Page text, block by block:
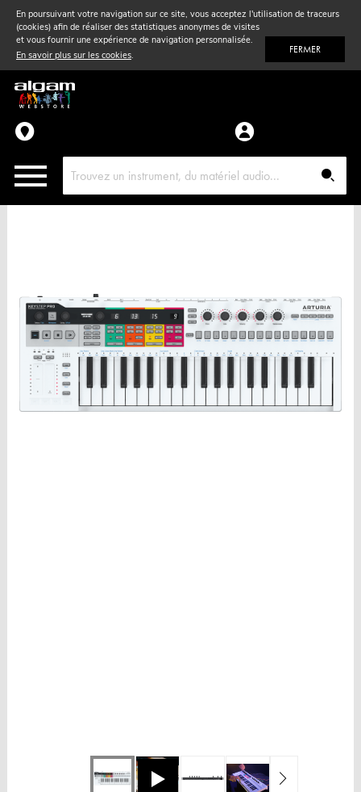
En poursuivant votre navigation sur ce site, vous acceptez l'utilisation de traceurs
(cookies) afin de réaliser des statistiques anonymes de visites
et vous fournir une expérience de navigation personnalisée.
En savoir plus sur les cookies. FERMER
Vent& Violon
Accessoires
Pièces détachées